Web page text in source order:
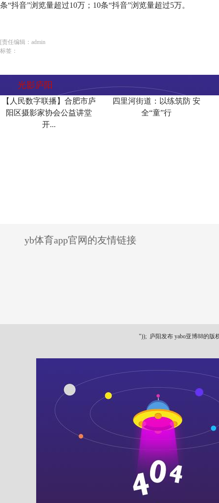
条“抖音”浏览量超过10万；10条“抖音”浏览量超过5万。
[责任编辑：admin
标签：
光影庐阳
【人民数字联播】合肥市庐
阳区摄影家协会公益讲堂
开...
四里河街道：以练筑防 安
全“童”行
yb体育app官网的友情链接
")); 庐阳发布 yabo亚博88的版